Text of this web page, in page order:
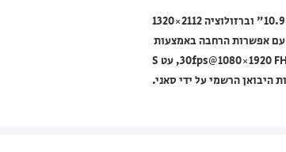
טאבלט Samsung מסדרת Galaxy Tab דגם Galaxy Tab S10 Lite (SM-X400) בצבע כסף, עם מסך בגודל 10.9" וברזולוציה 2112×1320
בטכנולוגיית TFT וקצב רענון של 90Hz, מעבד 8 ליבות, זיכרון RAM בנפח 8GB, אחסון eMMC בנפח 256GB עם אפשרות הרחבה באמצעות
MicroSD עד 2TB, מערכת הפעלה Android, מצלמה אחורית 8MP ומצלמה קדמית 5MP, רזולוציית וידאו FHD ‏1920×1080@30fps, עט S